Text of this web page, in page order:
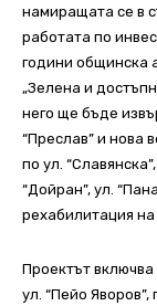
намиращата се в
работата по
години общинска
„Зелена и
него ще бъде
“Преслав” и нова
по ул.
“Дойран”, ул.
рехабилитация на
Проектът
ул. “Пейо